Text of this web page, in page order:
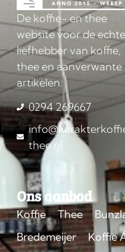
De koffie- en thee
website voor de echte
liefhebber van koffie,
thee en aanverwante
artikelen.
0294 269667
thee.nl
Ons aanbod
Koffie Thee
Bredemeijer
Koffie